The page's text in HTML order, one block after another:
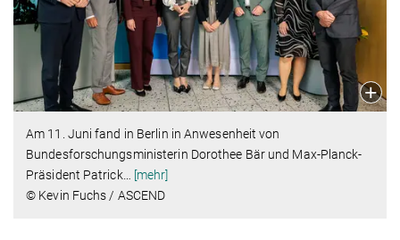
Am 11. Juni fand in Berlin in Anwesenheit von
Bundesforschungsministerin Dorothee Bär und Max-Planck-
Präsident Patrick…
[mehr]
© Kevin Fuchs / ASCEND